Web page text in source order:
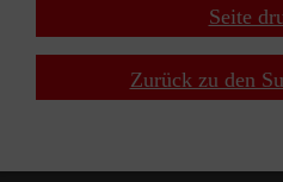
Seite
Zurück zu den